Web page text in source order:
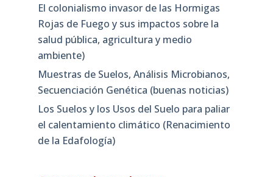
El colonialismo invasor de las Hormigas
Rojas de Fuego y sus impactos sobre la
salud pública, agricultura y medio
ambiente)
Muestras de Suelos, Análisis Microbianos,
Secuenciación Genética (buenas noticias)
Los Suelos y los Usos del Suelo para paliar
el calentamiento climático (Renacimiento
de la Edafología)